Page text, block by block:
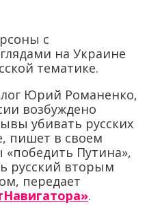
с
на Украине
тематике.
Юрий Романенко,
возбуждено
убивать русских
пишет в своем
«победить Путина»,
русский вторым
передает
.